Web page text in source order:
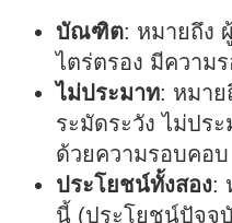
บัณฑิต: หมายถึง
ไตร่ตรอง มีความ
ไม่ประมาท: หมาย
ระมัดระวัง ไม่ปร
ด้วยความรอบคอบ
ประโยชน์ทั้งสอง:
นี้ (ประโยชน์ปัจจุ